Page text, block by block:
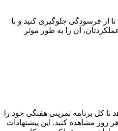
از فرسودگی جلوگیری کنید و با
آن را به طور موثر
تا کل برنامه تمرینی هفتگی خود را
هر روز مشاهده کنید. این پیشنهادات